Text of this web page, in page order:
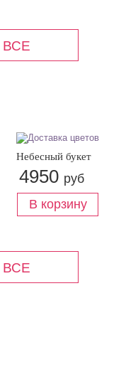
Небесный букет
4950 руб